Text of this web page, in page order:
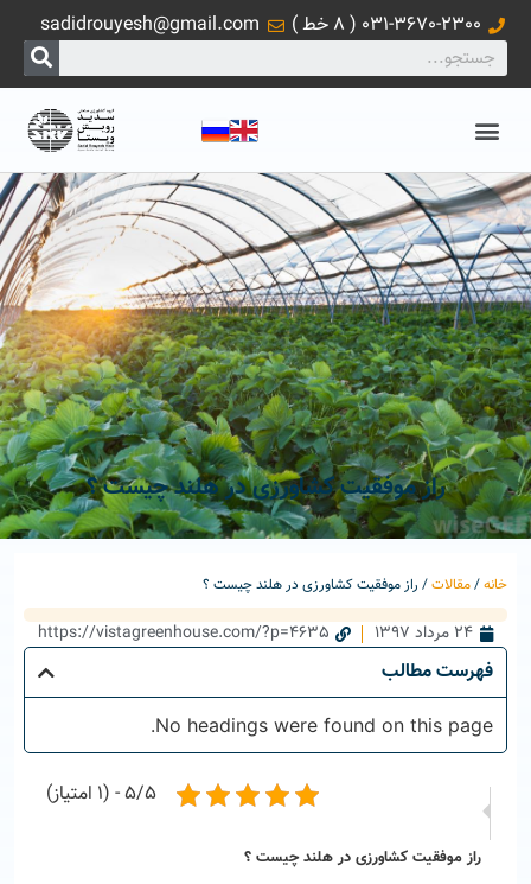
031-3670-2300 ( 8 خط ) sadidrouyesh@gmail.com
راز موفقیت کشاورزی در هلند چیست ؟
خانه/مقالات/ راز موفقیت کشاورزی در هلند چیست ؟
24 مرداد 1397 https://vistagreenhouse.com/?p=4635
فهرست مطالب
No headings were found on this page.
5/5 - (1 امتیاز)
راز موفقیت کشاورزی در هلند چیست ؟
بعدی
تقویم نمایشگاه‌های ایران